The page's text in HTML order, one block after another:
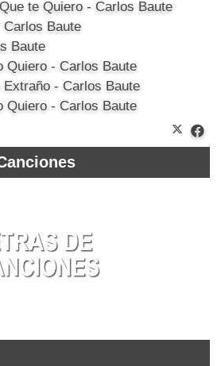
te Quiero - Carlos Baute
Baute
Baute
Quiero - Carlos Baute
Extraño - Carlos Baute
Quiero - Carlos Baute